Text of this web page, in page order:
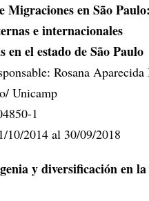
Migraciones en São Paulo:
e internacionales
en el estado de São Paulo
Rosana
Unicamp
1
10/2014 al 30/09/2018
y diversificación en